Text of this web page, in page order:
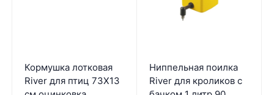
Кормушка лотковая
River для птиц 73Х13
Ниппельная поилка
River для кроликов с